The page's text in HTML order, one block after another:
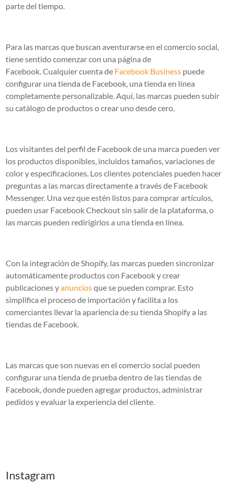
parte del tiempo.
Para las marcas que buscan aventurarse en el comercio social,
tiene sentido comenzar con una página de
Facebook. Cualquier cuenta de Facebook Business puede
configurar una tienda de Facebook, una tienda en línea
completamente personalizable. Aquí, las marcas pueden subir
su catálogo de productos o crear uno desde cero.
Los visitantes del perfil de Facebook de una marca pueden ver
los productos disponibles, incluidos tamaños, variaciones de
color y especificaciones. Los clientes potenciales pueden hacer
preguntas a las marcas directamente a través de Facebook
Messenger. Una vez que estén listos para comprar artículos,
pueden usar Facebook Checkout sin salir de la plataforma, o
las marcas pueden redirigirlos a una tienda en línea.
Con la integración de Shopify, las marcas pueden sincronizar
automáticamente productos con Facebook y crear
publicaciones yanunciosque se pueden comprar. Esto
simplifica el proceso de importación y facilita a los
comerciantes llevar la apariencia de su tienda Shopify a las
tiendas de Facebook.
Las marcas que son nuevas en el comercio social pueden
configurar una tienda de prueba dentro de las tiendas de
Facebook, donde pueden agregar productos, administrar
pedidos y evaluar la experiencia del cliente.
Instagram